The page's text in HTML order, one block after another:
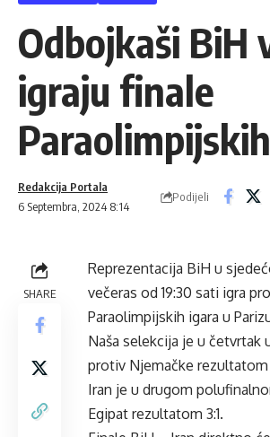
Odbojkaši BiH
igraju finale
6 Septembra, 2024 8:14
Redakcija Portala
Podijeli
SHARE
Reprezentacija BiH u
večeras od 19:30 sati igra
Paraolimpijskih igara u
Naša selekcija je u četvrtak
protiv Njemačke rezultatom
Iran je u drugom
Egipat rezultatom 3:1.